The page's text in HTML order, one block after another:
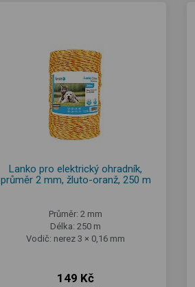
Lanko pro elektrický ohradník,
průměr 2 mm, žluto-oranž, 250 m
Průměr: 2 mm
Délka: 250 m
Vodič: nerez 3 × 0,16 mm
149 Kč